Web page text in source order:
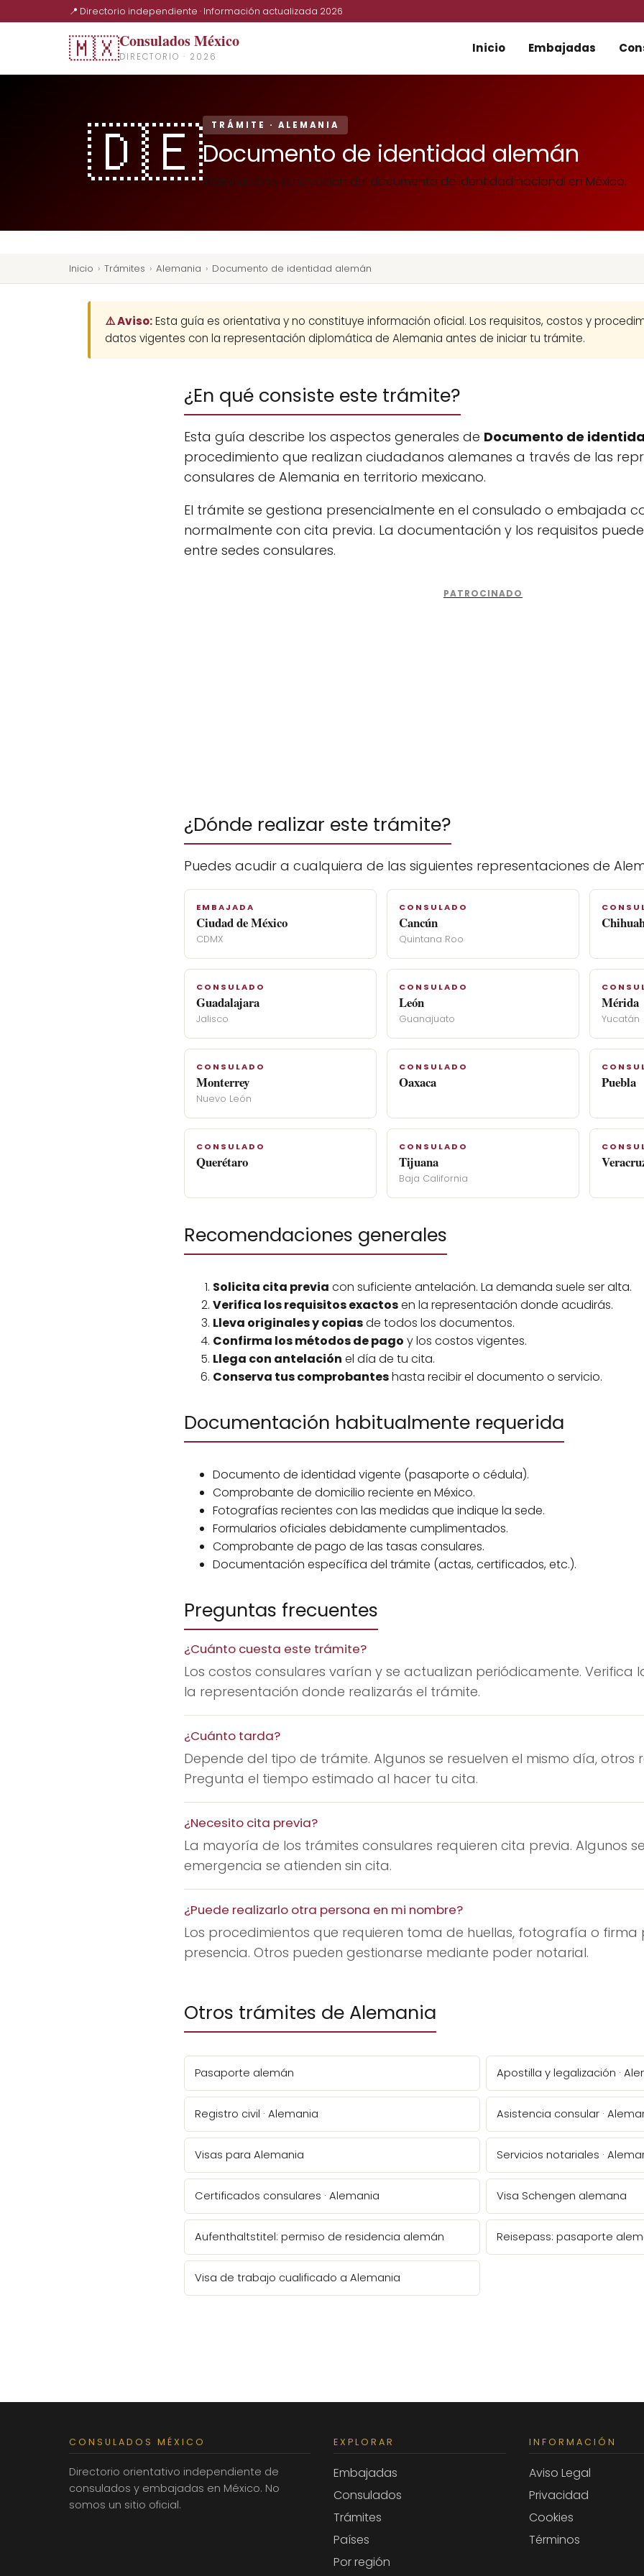
📍 Directorio independiente · Información actualizada 2026
🇲🇽Consulados México
DIRECTORIO · 2026
Inicio Embajadas
🇩🇪 TRÁMITE · ALEMANIA
Documento de identidad alemán
Tramitación y renovación del documento de identidad nacional en México.
Inicio › Trámites › Alemania › Documento de identidad alemán
⚠️ Aviso:Esta guía es orientativa y no constituye información oficial. Los requisitos, costos y
datos vigentes con la representación diplomática de Alemania antes de iniciar tu trámite.
¿En qué consiste este trámite?
Esta guía describe los aspectos generales de Documento de
procedimiento que realizan ciudadanos alemanes a través de las
consulares de Alemania en territorio mexicano.
El trámite se gestiona presencialmente en el consulado o embajada
normalmente con cita previa. La documentación y los requisitos
entre sedes consulares.
¿Dónde realizar este trámite?
Puedes acudir a cualquiera de las siguientes representaciones de
EMBAJADA
Ciudad de México
CDMX
CONSULADO
Cancún
Quintana Roo
CONSULADO
Guadalajara
Jalisco
CONSULADO
León
Guanajuato
Mérida
Yucatán
CONSULADO
Monterrey
Nuevo León
CONSULADO
Oaxaca Puebla
CONSULADO
Querétaro
CONSULADO
Tijuana
Baja California
Recomendaciones generales
Solicita cita previa con suficiente antelación. La demanda suele ser alta.
Verifica los requisitos exactosen la representación donde acudirás.
Lleva originales y copiasde todos los documentos.
Confirma los métodos de pago y los costos vigentes.
Llega con antelación el día de tu cita.
Conserva tus comprobanteshasta recibir el documento o servicio.
Documentación habitualmente requerida
Documento de identidad vigente (pasaporte o cédula).
Comprobante de domicilio reciente en México.
Fotografías recientes con las medidas que indique la sede.
Formularios oficiales debidamente cumplimentados.
Comprobante de pago de las tasas consulares.
Documentación específica del trámite (actas, certificados, etc.).
Preguntas frecuentes
¿Cuánto cuesta este trámite?
Los costos consulares varían y se actualizan periódicamente. Verifica
la representación donde realizarás el trámite.
¿Cuánto tarda?
Depende del tipo de trámite. Algunos se resuelven el mismo día, otros
Pregunta el tiempo estimado al hacer tu cita.
¿Necesito cita previa?
La mayoría de los trámites consulares requieren cita previa. Algunos
emergencia se atienden sin cita.
¿Puede realizarlo otra persona en mi nombre?
Los procedimientos que requieren toma de huellas, fotografía o firma
presencia. Otros pueden gestionarse mediante poder notarial.
Otros trámites de Alemania
Pasaporte alemán Apostilla y legalización ·
Registro civil · Alemania Asistencia consular ·
Visas para Alemania Servicios notariales ·
Certificados consulares · Alemania Visa Schengen alemana
Aufenthaltstitel: permiso de residencia alemán Reisepass: pasaporte
Visa de trabajo cualificado a Alemania
CONSULADOS MÉXICO
Directorio orientativo independiente de
consulados y embajadas en México. No
somos un sitio oficial.
EXPLORAR
Embajadas
Consulados
Trámites
Países
Por región
INFORMACIÓN
Aviso Legal
Privacidad
Cookies
Términos